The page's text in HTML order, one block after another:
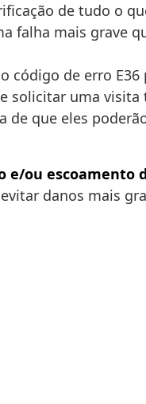
de tudo o
falha mais grave
código de erro
uma visita
de que eles
e/ou escoamento
danos mais